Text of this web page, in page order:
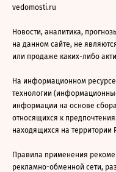
vedomosti.ru
Новости, аналитика,
на данном сайте, не
или продаже каких-либо
На информационном
технологии
информации на основе
относящихся к
находящихся на территории
Правила применения
рекламно-обменной сети,